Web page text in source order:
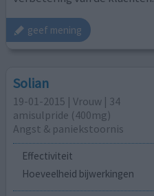
geef mening
Solian
19-01-2015 | Vrouw | 34
amisulpride (400mg)
Angst & paniekstoornis
Effectiviteit
Hoeveelheid bijwerkingen